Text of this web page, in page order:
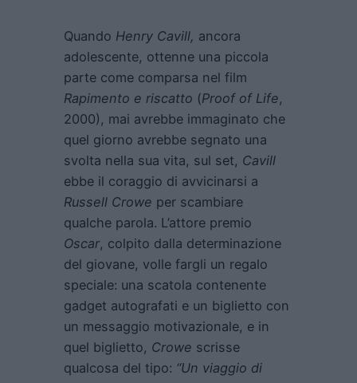
Quando Henry Cavill, ancora
adolescente, ottenne una piccola
parte come comparsa nel film
Rapimento e riscatto (Proof of Life,
2000), mai avrebbe immaginato che
quel giorno avrebbe segnato una
svolta nella sua vita, sul set, Cavill
ebbe il coraggio di avvicinarsi a
Russell Crowe per scambiare
qualche parola. L’attore premio
Oscar, colpito dalla determinazione
del giovane, volle fargli un regalo
speciale: una scatola contenente
gadget autografati e un biglietto con
un messaggio motivazionale, e in
quel biglietto, Crowe scrisse
qualcosa del tipo: “Un viaggio di